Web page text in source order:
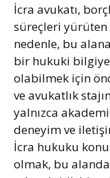
İcra avukatı,
süreçleri
nedenle, bu
bir hukuki bilgiye
olabilmek için
ve avukatlık
yalnızca
deneyim ve
İcra hukuku
olmak, bu